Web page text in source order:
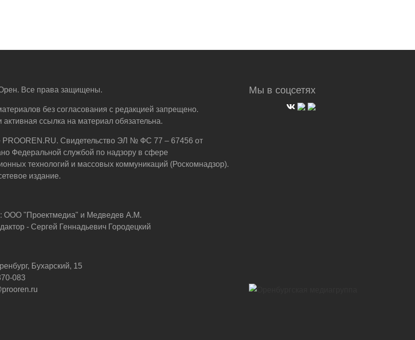
Мы в соцсетях
Все права защищены.
без согласования с редакцией запрещено.
ссылка на материал обязательна.
PROOREN.RU. Свидетельство ЭЛ № ФС 77 – 67456 от
Федеральной службой по надзору в сфере
технологий и массовых коммуникаций (Роскомнадзор).
издание.
ООО "Проектмедиа" и Медведев А.М.
- Сергей Геннадьевич Городецкий
Бухарский, 15
083